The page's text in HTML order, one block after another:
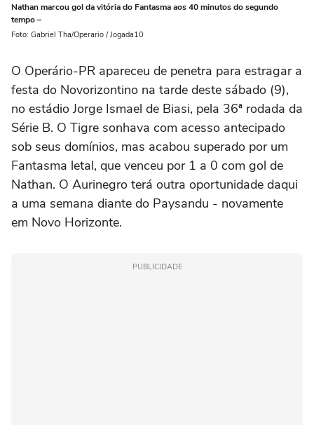
Nathan marcou gol da vitória do Fantasma aos 40 minutos do segundo
tempo –
Foto: Gabriel Tha/Operario / Jogada10
O Operário-PR apareceu de penetra para estragar a
festa do Novorizontino na tarde deste sábado (9),
no estádio Jorge Ismael de Biasi, pela 36ª rodada da
Série B. O Tigre sonhava com acesso antecipado
sob seus domínios, mas acabou superado por um
Fantasma letal, que venceu por 1 a 0 com gol de
Nathan. O Aurinegro terá outra oportunidade daqui
a uma semana diante do Paysandu - novamente
em Novo Horizonte.
PUBLICIDADE